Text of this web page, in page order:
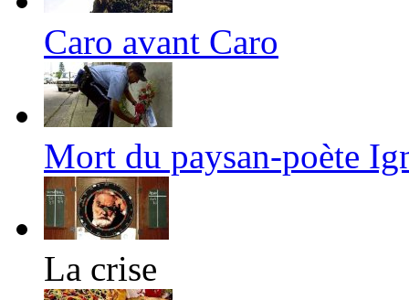
Caro avant Caro
Mort du paysan-poète
La crise